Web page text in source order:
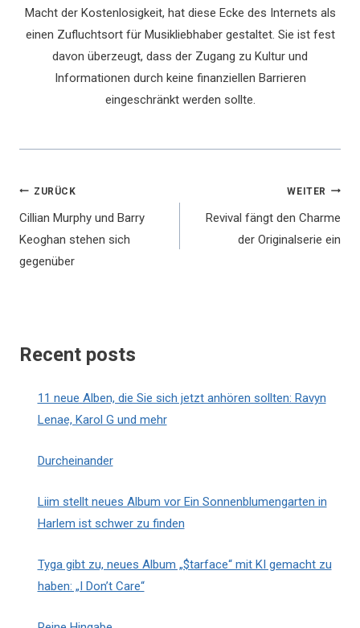
Macht der Kostenlosigkeit, hat diese Ecke des Internets als
einen Zufluchtsort für Musikliebhaber gestaltet. Sie ist fest
davon überzeugt, dass der Zugang zu Kultur und
Informationen durch keine finanziellen Barrieren
eingeschränkt werden sollte.
Beitragsnavigation
ZURÜCK
Cillian Murphy und Barry
Keoghan stehen sich
gegenüber
WEITER
Revival fängt den Charme
der Originalserie ein
Recent posts
11 neue Alben, die Sie sich jetzt anhören sollten: Ravyn
Lenae, Karol G und mehr
Durcheinander
Liim stellt neues Album vor Ein Sonnenblumengarten in
Harlem ist schwer zu finden
Tyga gibt zu, neues Album „$tarface“ mit KI gemacht zu
haben: „I Don’t Care“